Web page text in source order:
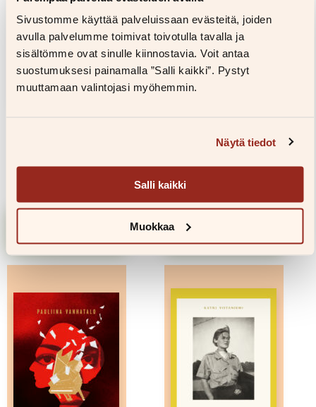
Sivustomme käyttää palveluissaan evästeitä, joiden
avulla palvelumme toimivat toivotulla tavalla ja
sisältömme ovat sinulle kiinnostavia. Voit antaa
suostumuksesi painamalla ”Salli kaikki”. Pystyt
muuttamaan valintojasi myöhemmin.
Näytä tiedot
Salli kaikki
Muokkaa
Sisaruuksia
Niina Kivilä
Seija
33,00